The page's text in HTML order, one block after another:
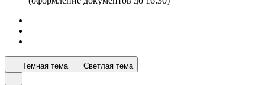
Темная тема Светлая тема